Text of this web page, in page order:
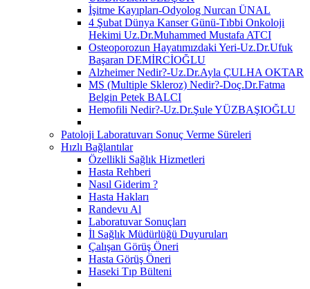
İşitme Kayıpları-Odyolog Nurcan ÜNAL
4 Şubat Dünya Kanser Günü-Tıbbi Onkoloji
Hekimi Uz.Dr.Muhammed Mustafa ATCI
Osteoporozun Hayatımızdaki Yeri-Uz.Dr.Ufuk
Başaran DEMİRCİOĞLU
Alzheimer Nedir?-Uz.Dr.Ayla ÇULHA OKTAR
MS (Multiple Skleroz) Nedir?-Doç.Dr.Fatma
Belgin Petek BALCI
Hemofili Nedir?-Uz.Dr.Şule YÜZBAŞIOĞLU
Patoloji Laboratuvarı Sonuç Verme Süreleri
Hızlı Bağlantılar
Özellikli Sağlık Hizmetleri
Hasta Rehberi
Nasıl Giderim ?
Hasta Hakları
Randevu Al
Laboratuvar Sonuçları
İl Sağlık Müdürlüğü Duyuruları
Çalışan Görüş Öneri
Hasta Görüş Öneri
Haseki Tıp Bülteni